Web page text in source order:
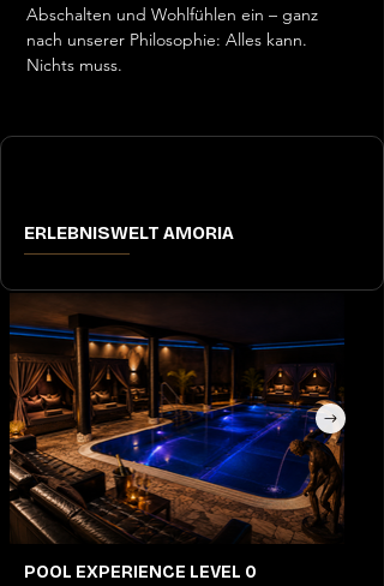
Abschalten und Wohlfühlen ein – ganz
nach unserer Philosophie: Alles kann.
Nichts muss.
ERLEBNISWELT AMORIA
POOL EXPERIENCE LEVEL 0